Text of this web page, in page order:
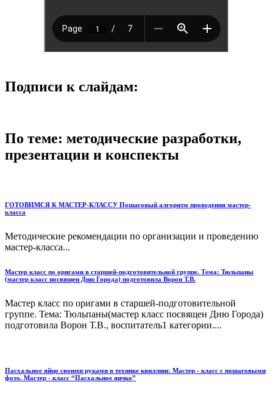
Подписи к слайдам:
По теме: методические разработки,
презентации и конспекты
ГОТОВИМСЯ К МАСТЕР-КЛАССУ Пошаговый алгоритм проведения мастер-
класса
Методические рекомендации по организации и проведению
мастер-класса...
Мастер класс по оригами в старшей-подготовительной группе. Тема: Тюльпаны
(мастер класс посвящен Дню Города) подготовила Ворон Т.В.
Мастер класс по оригами в старшей-подготовительной
группе. Тема: Тюльпаны(мастер класс посвящен Дню Города)
подготовила Ворон Т.В., воспитатель1 категории....
Пасхальное яйцо своими руками в технике квиллинг. Мастер - класс с пошаговыми
фото. Мастер - класс “Пасхальное яичко”